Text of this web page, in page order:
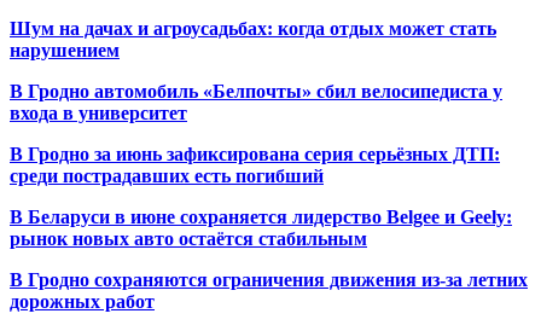
Шум на дачах и агроусадьбах: когда отдых может стать
нарушением
В Гродно автомобиль «Белпочты» сбил велосипедиста у
входа в университет
В Гродно за июнь зафиксирована серия серьёзных ДТП:
среди пострадавших есть погибший
В Беларуси в июне сохраняется лидерство Belgee и Geely:
рынок новых авто остаётся стабильным
В Гродно сохраняются ограничения движения из-за летних
дорожных работ